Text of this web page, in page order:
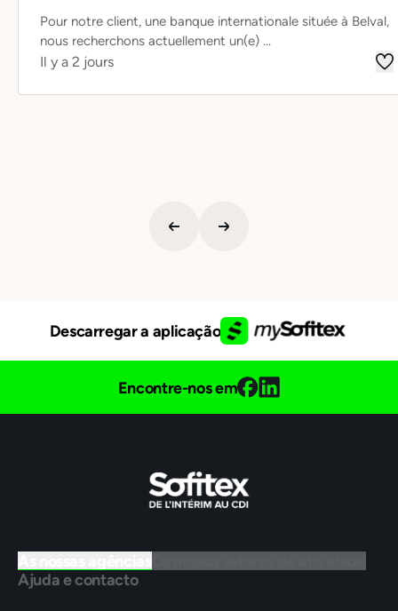
Pour notre client, une banque internationale située à Belval,
nous recherchons actuellement un(e) ...
Il y a 2 jours
Descarregar a aplicação
Encontre-nos em
Ajuda e contacto